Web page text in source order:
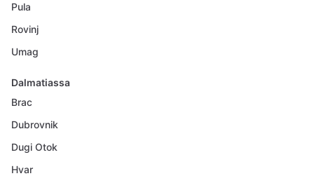
Pula
Rovinj
Umag
Dalmatiassa
Brac
Dubrovnik
Dugi Otok
Hvar